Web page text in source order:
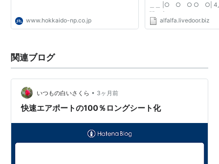
www.hokkaido-np.co.jp
＿＿ |○ ○ ○ ○ ○| 4人
間に座るのでせっかくの
れない そのため、ポール
alfalfa.livedoor.biz
関連ブログ
いつもの白いさくら • 3ヶ月前
快速エアポートの100％ロングシート化